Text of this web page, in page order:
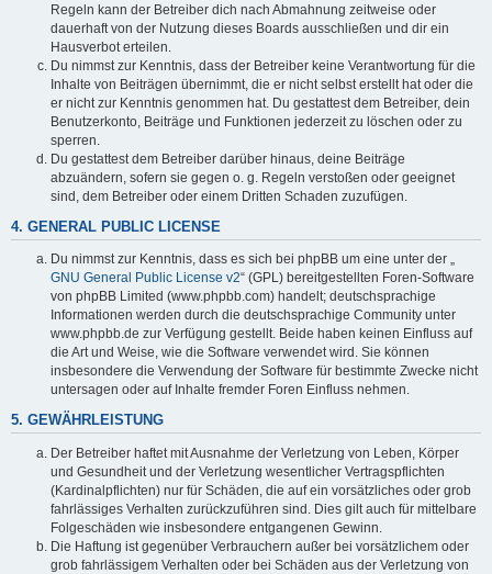
Regeln kann der Betreiber dich nach Abmahnung zeitweise oder
dauerhaft von der Nutzung dieses Boards ausschließen und dir ein
Hausverbot erteilen.
Du nimmst zur Kenntnis, dass der Betreiber keine Verantwortung für die
Inhalte von Beiträgen übernimmt, die er nicht selbst erstellt hat oder die
er nicht zur Kenntnis genommen hat. Du gestattest dem Betreiber, dein
Benutzerkonto, Beiträge und Funktionen jederzeit zu löschen oder zu
sperren.
Du gestattest dem Betreiber darüber hinaus, deine Beiträge
abzuändern, sofern sie gegen o. g. Regeln verstoßen oder geeignet
sind, dem Betreiber oder einem Dritten Schaden zuzufügen.
4. GENERAL PUBLIC LICENSE
Du nimmst zur Kenntnis, dass es sich bei phpBB um eine unter der „
GNU General Public License v2“ (GPL) bereitgestellten Foren-Software
von phpBB Limited (www.phpbb.com) handelt; deutschsprachige
Informationen werden durch die deutschsprachige Community unter
www.phpbb.de zur Verfügung gestellt. Beide haben keinen Einfluss auf
die Art und Weise, wie die Software verwendet wird. Sie können
insbesondere die Verwendung der Software für bestimmte Zwecke nicht
untersagen oder auf Inhalte fremder Foren Einfluss nehmen.
5. GEWÄHRLEISTUNG
Der Betreiber haftet mit Ausnahme der Verletzung von Leben, Körper
und Gesundheit und der Verletzung wesentlicher Vertragspflichten
(Kardinalpflichten) nur für Schäden, die auf ein vorsätzliches oder grob
fahrlässiges Verhalten zurückzuführen sind. Dies gilt auch für mittelbare
Folgeschäden wie insbesondere entgangenen Gewinn.
Die Haftung ist gegenüber Verbrauchern außer bei vorsätzlichem oder
grob fahrlässigem Verhalten oder bei Schäden aus der Verletzung von